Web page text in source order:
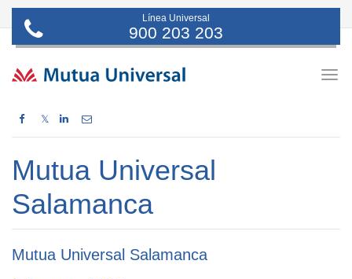
Línea Universal
900 203 203
𝕏
Mutua Universal
Salamanca
Mutua Universal Salamanca